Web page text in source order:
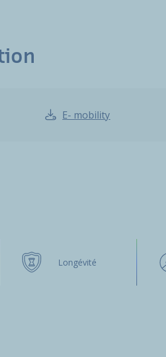
E- mobility
Longévité